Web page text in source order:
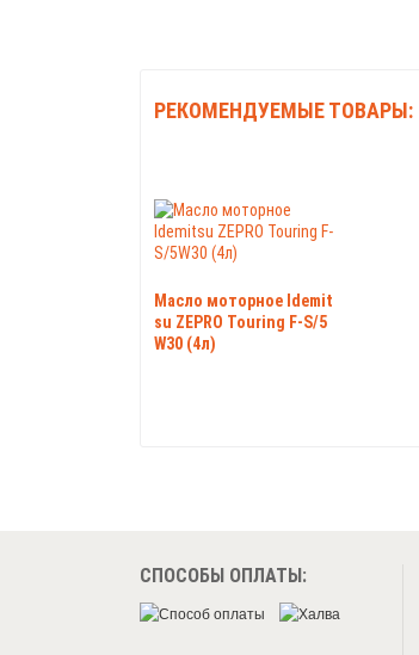
РЕКОМЕНДУЕМЫЕ ТОВАРЫ:
Масло моторное Idemit
su ZEPRO Touring F-S/5
W30 (4л)
СПОСОБЫ ОПЛАТЫ: